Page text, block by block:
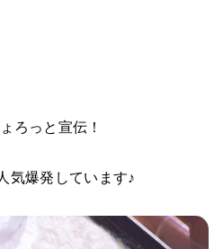
ろっと宣伝！
気爆発しています♪